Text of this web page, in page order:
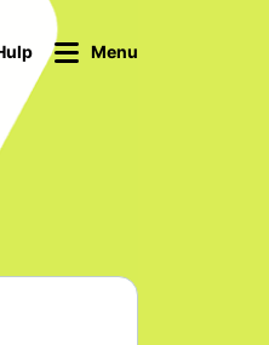
Menu